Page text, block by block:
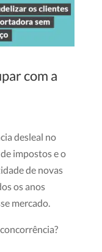
com a
desleal no
impostos e o
de novas
os anos
mercado.